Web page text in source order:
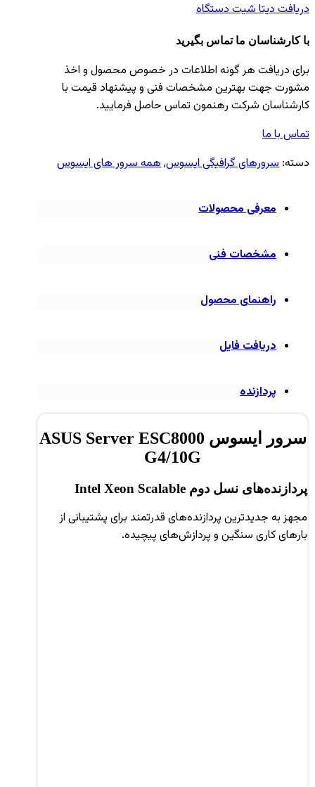
دریافت دیتا شیت دستگاه
با کارشناسان ما تماس بگیرید
برای دریافت هر گونه اطلاعات در خصوص محصول و اخذ
مشورت جهت بهترین مشخصات فنی و پیشنهاد قیمت با
کارشناسان شرکت رهنمون تماس حاصل فرمایید.
تماس با ما
دسته: سرورهای گرافیگی ایسوس,همه سرور های ایسوس
معرفی محصولات
مشخصات فنی
راهنمای محصول
دریافت فایل
پردازنده
سرور ایسوس ASUS Server ESC8000
G4/10G
پردازنده‌های نسل دوم Intel Xeon Scalable
مجهز به جدیدترین پردازنده‌های قدرتمند برای پشتیبانی از
بارهای کاری سنگین و پردازش‌های پیچیده.